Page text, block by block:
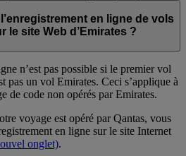
en ligne de vols
le site Web d’Emirates ?
n’est pas possible si le premier vol
pas un vol Emirates. Ceci s’applique à
de code non opérés par Emirates.
voyage est opéré par Qantas, vous
en ligne sur le site Internet
onglet).